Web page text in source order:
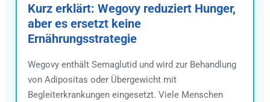
Kurz erklärt: Wegovy reduziert Hunger,
aber es ersetzt keine
Ernährungsstrategie
Wegovy enthält Semaglutid und wird zur Behandlung
von Adipositas oder Übergewicht mit
Begleiterkrankungen eingesetzt. Viele Menschen